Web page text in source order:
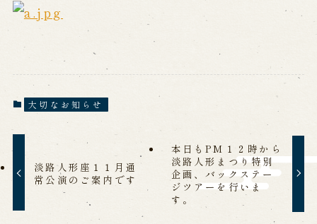
南あわじ市の伝統芸能
ご利用案内
営業日時・料金
お問い合わせ
よくあるご質問
メールでお問い合わせ
お電話でお問い合わせ
大切なお知らせ
淡路人形座１１月通
常公演のご案内です
本日もPM１２時から
淡路人形まつり特別
企画、バックステー
ジツアーを行いま
す。